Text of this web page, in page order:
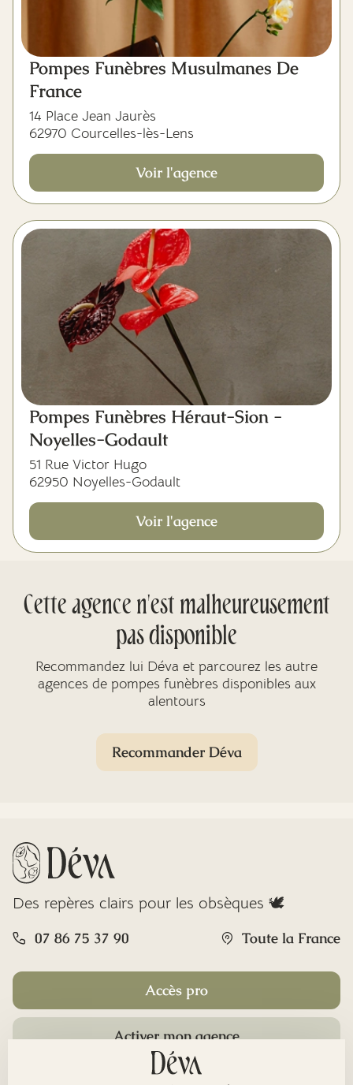
Pompes Funèbres Musulmanes De
France
14 Place Jean Jaurès
62970 Courcelles-lès-Lens
Voir l'agence
Pompes Funèbres Héraut-Sion -
Noyelles-Godault
51 Rue Victor Hugo
62950 Noyelles-Godault
Voir l'agence
Cette agence n'est malheureusement
pas disponible
Recommandez lui Déva et parcourez les autre
agences de pompes funèbres disponibles aux
alentours
Recommander Déva
Des repères clairs pour les obsèques 🕊️
07 86 75 37 90 Toute la France
Accès pro
Activer mon agence